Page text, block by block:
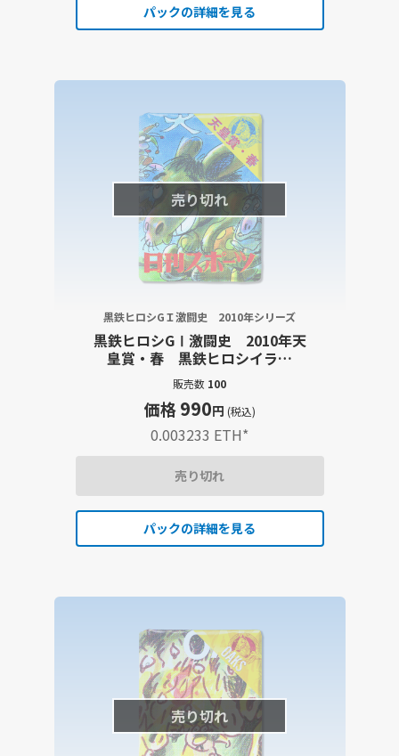
パックの詳細を見る
売り切れ
黒鉄ヒロシGＩ激闘史 2010年シリーズ
黒鉄ヒロシGⅠ激闘史 2010年天
皇賞・春 黒鉄ヒロシイラス
ト・大型出走表・レース結果詳
報記事セット
販売数 100
価格990円 (税込)
0.003233 ETH*
売り切れ
パックの詳細を見る
売り切れ